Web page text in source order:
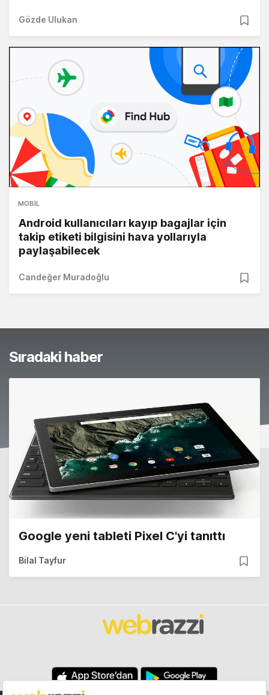
Gözde Ulukan
MOBIL
Android kullanıcıları kayıp bagajlar için
takip etiketi bilgisini hava yollarıyla
paylaşabilecek
Candeğer Muradoğlu
Sıradaki haber
Google yeni tableti Pixel C'yi tanıttı
Bilal Tayfur